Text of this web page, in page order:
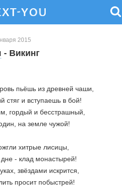
2015
- Викинг
пьёшь из древней чаши,
стяг и вступаешь в бой!
гордый и бесстрашный,
на земле чужой!
хитрые лисицы,
- клад монастырей!
звёздами искрится,
просит побыстрей!